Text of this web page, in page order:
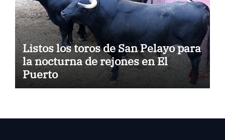
Listos los toros de San Pelayo para
la nocturna de rejones en El
Puerto